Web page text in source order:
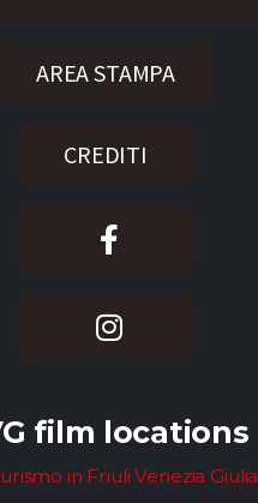
AREA STAMPA
CREDITI
film locations
in Friuli Venezia Giulia